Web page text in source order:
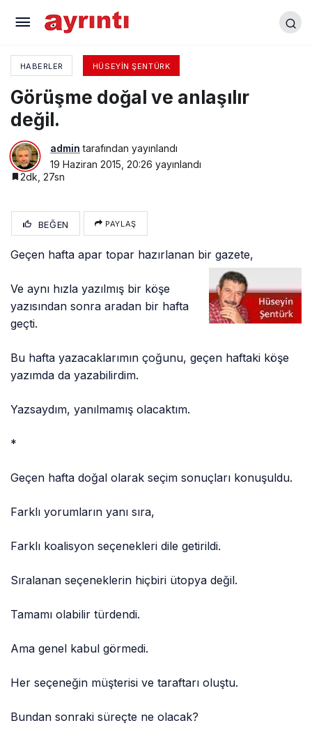
HABERLER HÜSEYIN ŞENTÜRK
Görüşme doğal ve anlaşılır
değil.
admin tarafından yayınlandı
19 Haziran 2015, 20:26 yayınlandı
2dk, 27sn
BEĞEN PAYLAŞ
Geçen hafta apar topar hazırlanan bir gazete,
Ve aynı hızla yazılmış bir köşe
yazısından sonra aradan bir hafta
geçti.
Bu hafta yazacaklarımın çoğunu, geçen haftaki köşe
yazımda da yazabilirdim.
Yazsaydım, yanılmamış olacaktım.
*
Geçen hafta doğal olarak seçim sonuçları konuşuldu.
Farklı yorumların yanı sıra,
Farklı koalisyon seçenekleri dile getirildi.
Sıralanan seçeneklerin hiçbiri ütopya değil.
Tamamı olabilir türdendi.
Ama genel kabul görmedi.
Her seçeneğin müşterisi ve taraftarı oluştu.
Bundan sonraki süreçte ne olacak?
Seçimin ardından